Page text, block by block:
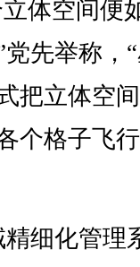
体空间便
先举称，
把立体空
个格子飞
细化管理